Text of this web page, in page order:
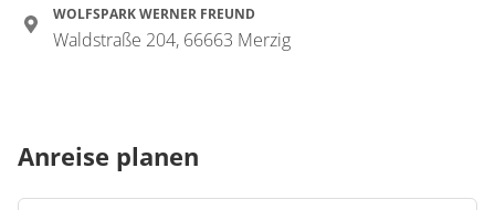
WOLFSPARK WERNER FREUND
Waldstraße 204, 66663 Merzig
Anreise planen